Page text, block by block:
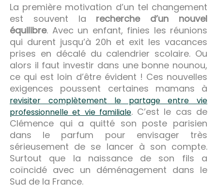
La première motivation d’un tel changement
est souvent la recherche d’un nouvel
équilibre. Avec un enfant, finies les réunions
qui durent jusqu’à 20h et exit les vacances
prises en décalé du calendrier scolaire. Ou
alors il faut investir dans une bonne nounou,
ce qui est loin d’être évident ! Ces nouvelles
exigences poussent certaines mamans à
revisiter complètement le partage entre vie
professionnelle et vie familiale. C’est le cas de
Clémence qui a quitté son poste parisien
dans le parfum pour envisager très
sérieusement de se lancer à son compte.
Surtout que la naissance de son fils a
coïncidé avec un déménagement dans le
Sud de la France.